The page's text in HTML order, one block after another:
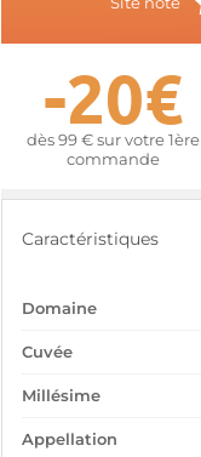
-20€
dès 99 € sur votre 1ère
commande
Caractéristiques
Domaine
Cuvée
Millésime
Appellation